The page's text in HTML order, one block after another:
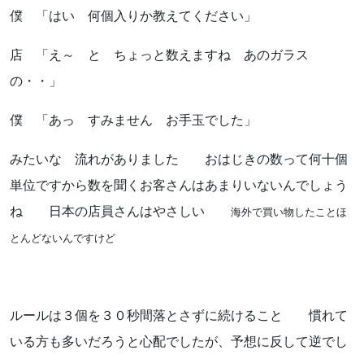
僕 「はい 何個入りか教えてください」
店 「え～ と ちょっと数えますね あのガラス
の・・」
僕 「あっ すみません お手玉でした」
みたいな 流れがありました おはじきの数って何十個
単位ですから数を聞くお客さんはあまりいないんでしょう
ね 日本の店員さんはやさしい 海外で買い物したことほ
とんどないんですけど
ルールは３個を３０秒間落とさずに続けること 慣れて
いる方も多いだろうと心配でしたが、予想に反して逆でし